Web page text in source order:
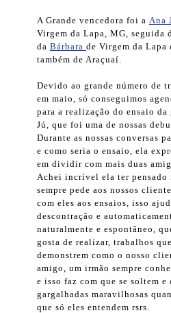
A Grande vencedora foi a Ana
Virgem da Lapa, MG, seguida
da Bárbara de Virgem da Lapa
também de Araçuaí.
Devido ao grande número de
em maio, só conseguimos
para a realização do ensaio da
Jú, que foi uma de nossas
Durante as nossas conversas
e como seria o ensaio, ela
em dividir com mais duas
Achei incrível ela ter pensado
sempre pede aos nossos
com eles aos ensaios, isso
descontração e
naturalmente e espontâneo,
gosta de realizar, trabalhos
demonstrem como o nosso
amigo, um irmão sempre
e isso faz com que se soltem e
gargalhadas maravilhosas
que só eles entendem rsrs.